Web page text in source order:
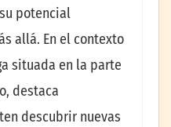
potencial
allá. En el contexto
situada en la parte
destaca
descubrir nuevas